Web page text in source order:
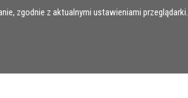
zgodnie z aktualnymi ustawieniami przeglądarki.